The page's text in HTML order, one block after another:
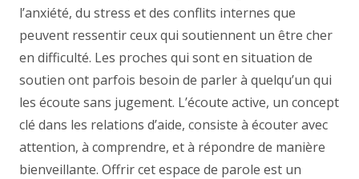
l’anxiété, du stress et des conflits internes que
peuvent ressentir ceux qui soutiennent un être cher
en difficulté. Les proches qui sont en situation de
soutien ont parfois besoin de parler à quelqu’un qui
les écoute sans jugement. L’écoute active, un concept
clé dans les relations d’aide, consiste à écouter avec
attention, à comprendre, et à répondre de manière
bienveillante. Offrir cet espace de parole est un